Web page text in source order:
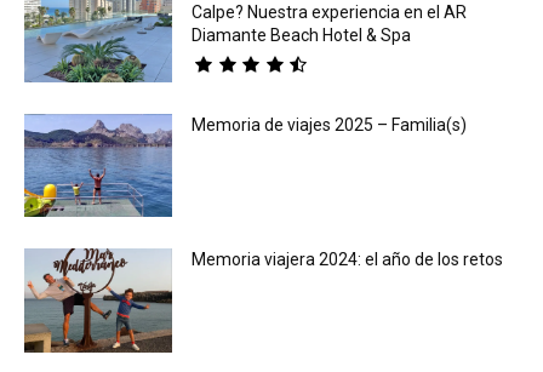
Calpe? Nuestra experiencia en el AR
Diamante Beach Hotel & Spa
Memoria de viajes 2025 – Familia(s)
Memoria viajera 2024: el año de los retos